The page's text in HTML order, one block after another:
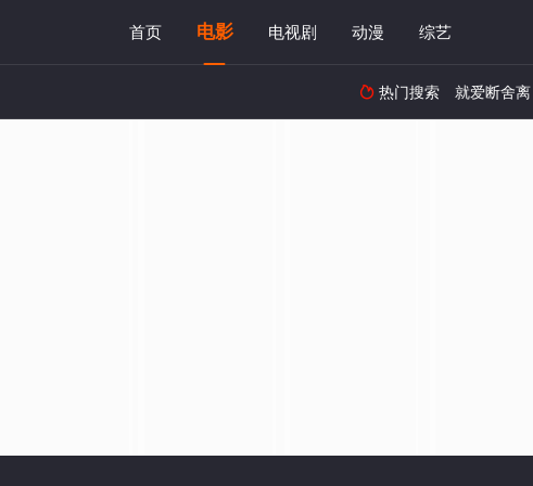
首页 电影 电视剧 动漫 综艺
 热门搜索 就爱断舍离